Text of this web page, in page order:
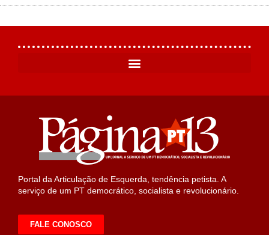
Portal da Articulação de Esquerda, tendência petista. A
serviço de um PT democrático, socialista e revolucionário.
FALE CONOSCO